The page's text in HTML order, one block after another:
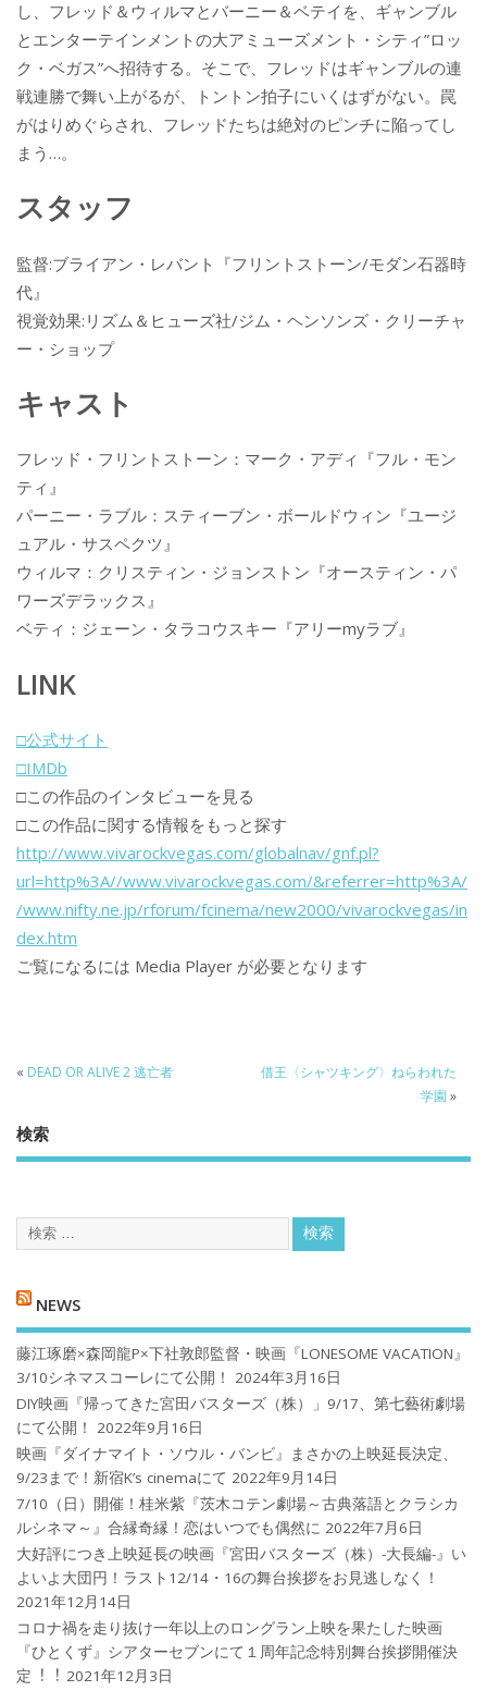
し、フレッド＆ウィルマとバーニー＆ベテイを、ギャンブル
とエンターテインメントの大アミューズメント・シティ”ロッ
ク・ベガス”へ招待する。そこで、フレッドはギャンブルの連
戦連勝で舞い上がるが、トントン拍子にいくはずがない。罠
がはりめぐらされ、フレッドたちは絶対のピンチに陥ってし
まう…。
スタッフ
監督:ブライアン・レバント『フリントストーン/モダン石器時
代』
視覚効果:リズム＆ヒューズ社/ジム・ヘンソンズ・クリーチャ
ー・ショップ
キャスト
フレッド・フリントストーン：マーク・アディ『フル・モン
ティ』
パーニー・ラブル：スティーブン・ボールドウィン『ユージ
ュアル・サスペクツ』
ウィルマ：クリスティン・ジョンストン『オースティン・パ
ワーズデラックス』
ベティ：ジェーン・タラコウスキー『アリーmyラブ』
LINK
□公式サイト
□IMDb
□この作品のインタビューを見る
□この作品に関する情報をもっと探す
http://www.vivarockvegas.com/globalnav/gnf.pl?
url=http%3A//www.vivarockvegas.com/&referrer=http%3A/
/www.nifty.ne.jp/rforum/fcinema/new2000/vivarockvegas/in
dex.htm
ご覧になるには Media Player が必要となります
« DEAD OR ALIVE 2 逃亡者
借王〈シャツキング〉ねらわれた
学園 »
検索
NEWS
藤江琢磨×森岡龍P×下社敦郎監督・映画『LONESOME VACATION』
3/10シネマスコーレにて公開！
2024年3月16日
DIY映画『帰ってきた宮田バスターズ（株）」9/17、第七藝術劇場
にて公開！
2022年9月16日
映画『ダイナマイト・ソウル・バンビ』まさかの上映延長決定、
9/23まで！新宿K’s cinemaにて 2022年9月14日
7/10（日）開催！桂米紫『茨木コテン劇場～古典落語とクラシカ
ルシネマ～』合縁奇縁！恋はいつでも偶然に 2022年7月6日
大好評につき上映延長の映画『宮田バスターズ（株）-大長編-』い
よいよ大団円！ラスト12/14・16の舞台挨拶をお見逃しなく！
2021年12月14日
コロナ禍を⾛り抜け⼀年以上のロングラン上映を果たした映画
『ひとくず』シアターセブンにて１周年記念特別舞台挨拶開催決
定︕︕ 2021年12月3日